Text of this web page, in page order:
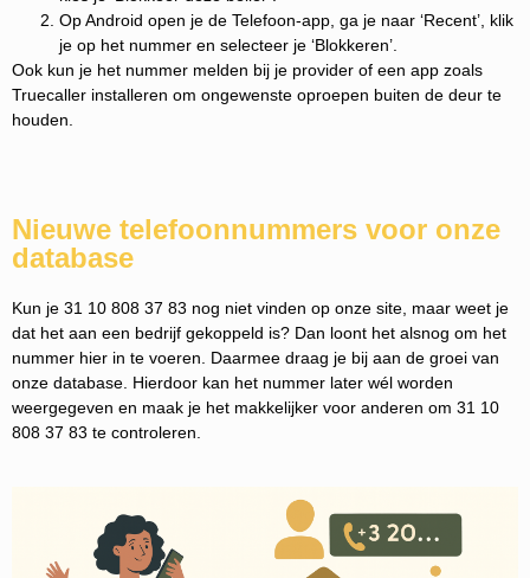
Op Android open je de Telefoon-app, ga je naar ‘Recent’, klik
je op het nummer en selecteer je ‘Blokkeren’.
Ook kun je het nummer melden bij je provider of een app zoals
Truecaller installeren om ongewenste oproepen buiten de deur te
houden.
Nieuwe telefoonnummers voor onze
database
Kun je 31 10 808 37 83 nog niet vinden op onze site, maar weet je
dat het aan een bedrijf gekoppeld is? Dan loont het alsnog om het
nummer hier in te voeren. Daarmee draag je bij aan de groei van
onze database. Hierdoor kan het nummer later wél worden
weergegeven en maak je het makkelijker voor anderen om 31 10
808 37 83 te controleren.